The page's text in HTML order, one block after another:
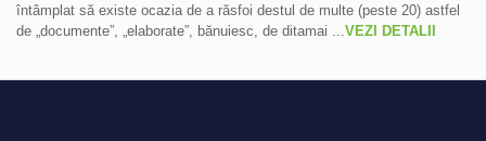
întâmplat să existe ocazia de a răsfoi destul de multe (peste 20) astfel
de „documente”, „elaborate”, bănuiesc, de ditamai ... VEZI DETALII